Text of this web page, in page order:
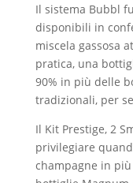
Il sistema Bubbl
disponibili in
miscela gassosa
pratica, una
90% in più delle
tradizionali, per
Il Kit Prestige, 2
privilegiare
champagne in